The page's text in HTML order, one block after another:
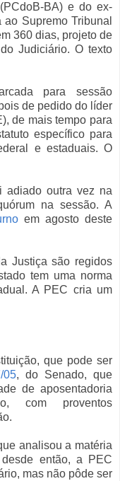
BA) e do ex-
Supremo Tribunal
360 dias, projeto de
Judiciário. O texto
para sessão
de pedido do líder
de mais tempo para
específico para
e estaduais. O
adiado outra vez na
na sessão. A
em agosto deste
Justiça são regidos
tem uma norma
A PEC cria um
que pode ser
05, do Senado, que
de aposentadoria
com proventos
analisou a matéria
então, a PEC
mas não pôde ser